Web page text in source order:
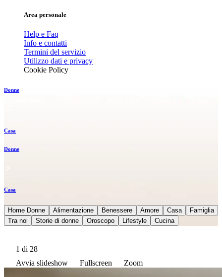
Area personale
Help e Faq
Info e contatti
Termini del servizio
Utilizzo dati e privacy
Cookie Policy
Donne
Casa
Donne
Casa
Home Donne Alimentazione Benessere Amore Casa
Famiglia
Tra noi
Storie di donne Oroscopo Lifestyle Cucina
1 di 28
Avvia slideshow
Fullscreen Zoom